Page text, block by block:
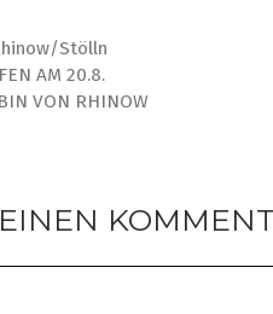
Stölln
AM 20.8.
VON RHINOW